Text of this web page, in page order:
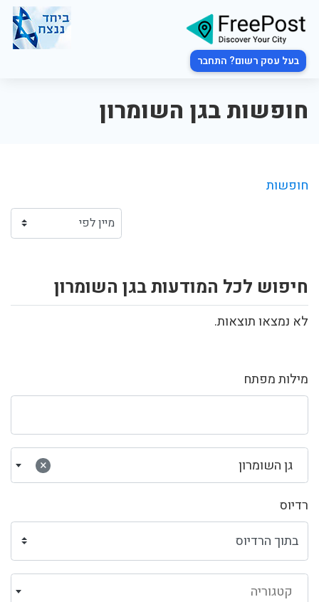
בעל עסק רשום? התחבר
חופשות בגן השומרון
מילות מפתח
× גן השומרון
רדיוס
קטגוריה
חופשות
חיפוש לכל המודעות בגן השומרון
לא נמצאו תוצאות.